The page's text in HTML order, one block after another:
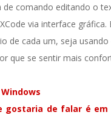
de comando editando o
via interface gráfica.
de cada um, seja usando
que se sentir mais
gostaria de falar é em